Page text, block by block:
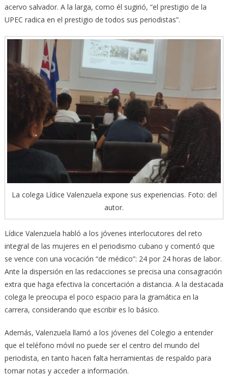
acervo salvador. A la larga, como él sugirió, “el prestigio de la
UPEC radica en el prestigio de todos sus periodistas”.
La colega Lídice Valenzuela expone sus experiencias. Foto: del
autor.
Lídice Valenzuela habló a los jóvenes interlocutores del reto
integral de las mujeres en el periodismo cubano y comentó que
se vence con una vocación “de médico”: 24 por 24 horas de labor.
Ante la dispersión en las redacciones se precisa una consagración
extra que haga efectiva la concertación a distancia. A la destacada
colega le preocupa el poco espacio para la gramática en la
carrera, considerando que escribir es lo básico.
Además, Valenzuela llamó a los jóvenes del Colegio a entender
que el teléfono móvil no puede ser el centro del mundo del
periodista, en tanto hacen falta herramientas de respaldo para
tomar notas y acceder a información.